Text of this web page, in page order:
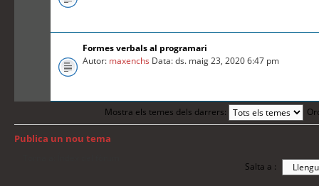
Formes verbals al programari
Autor: maxenchs Data: ds. maig 23, 2020 6:47 pm
Mostra els temes dels darrers:
Publica un nou tema
Salta a :